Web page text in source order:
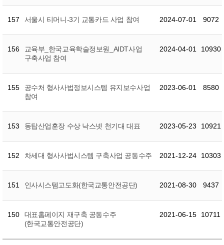
157 서울시 티머니-3기 교통카드 사업 참여 2024-07-01 9072
156
교육부_한국교육학술정보원_AIDT사업
구축사업 참여
2024-04-01 10930
155
공수처 형사사법정보시스템 유지보수사업
참여
2023-06-01 8580
153 동탑산업훈장 수상 낙스넷 천기대 대표 2023-05-23 10921
152 차세대 형사사법시스템 구축사업 공동수주 2021-12-24 10303
151 인사시스템고도화(한국교통안전공단) 2021-08-30 9437
150
대표홈페이지 재구축 공동수주
(한국교통안전공단)
2021-06-15 10711